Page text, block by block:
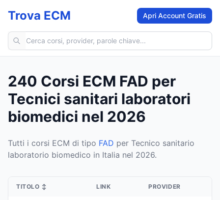
Trova ECM Apri Account Gratis
Cerca corsi ECM
240 Corsi ECM FAD per
Tecnici sanitari laboratori
biomedici nel 2026
Tutti i corsi ECM di tipo FAD per Tecnico sanitario
laboratorio biomedico in Italia nel 2026.
TITOLO ↕ LINK PROVIDER